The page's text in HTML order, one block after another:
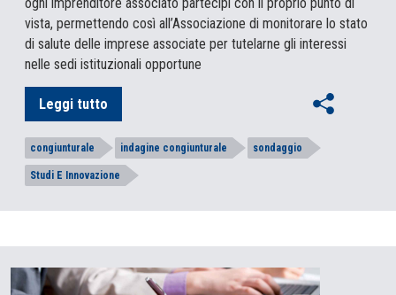
ogni imprenditore associato partecipi con il proprio punto di
vista, permettendo così all’Associazione di monitorare lo stato
di salute delle imprese associate per tutelarne gli interessi
nelle sedi istituzionali opportune
Leggi tutto
congiunturale indagine congiunturale sondaggio
Studi E Innovazione